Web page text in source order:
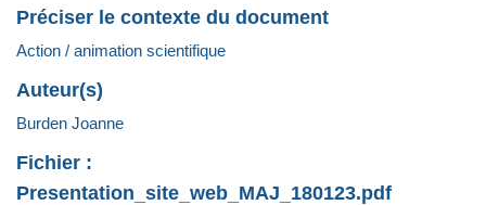
Préciser le contexte du document
Action / animation scientifique
Auteur(s)
Burden Joanne
Fichier :
Presentation_site_web_MAJ_180123.pdf